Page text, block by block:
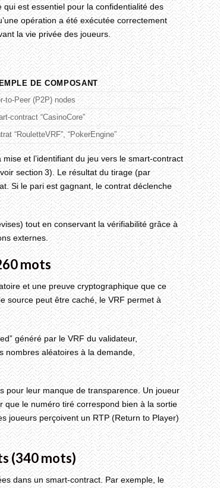
qui est essentiel pour la confidentialité des
opération a été exécutée correctement
la vie privée des joueurs.
DE COMPOSANT
(P2P) nodes
“CasinoCore”
“RouletteVRF”, “PokerEngine”
et l’identifiant du jeu vers le smart‑contract
section 3). Le résultat du tirage (par
Si le pari est gagnant, le contrat déclenche
tout en conservant la vérifiabilité grâce à
externes.
mots
et une preuve cryptographique que ce
source peut être caché, le VRF permet à
généré par le VRF du validateur,
nombres aléatoires à la demande,
pour leur manque de transparence. Un joueur
le numéro tiré correspond bien à la sortie
joueurs perçoivent un RTP (Return to Player)
(340 mots)
dans un smart‑contract. Par exemple, le